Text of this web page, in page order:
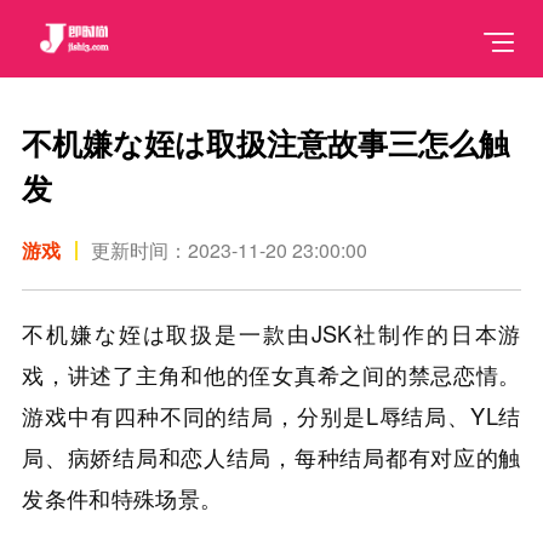
不机嫌な姪は取扱注意故事三怎么触
发
游戏 更新时间：2023-11-20 23:00:00
不机嫌な姪は取扱是一款由JSK社制作的日本游
戏，讲述了主角和他的侄女真希之间的禁忌恋情。
游戏中有四种不同的结局，分别是L辱结局、YL结
局、病娇结局和恋人结局，每种结局都有对应的触
发条件和特殊场景。